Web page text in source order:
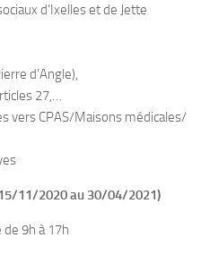
d’Ixelles et de Jette
d’Angle),
27,…
vers CPAS/Maisons médicales/
11/2020 au 30/04/2021)
9h à 17h